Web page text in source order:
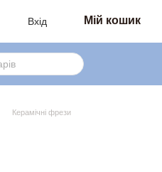
Вхід Мій кошик
Керамічні фрези